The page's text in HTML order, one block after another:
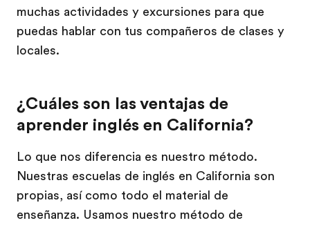
muchas actividades y excursiones para que
puedas hablar con tus compañeros de clases y
locales.
¿Cuáles son las ventajas de
aprender inglés en California?
Lo que nos diferencia es nuestro método.
Nuestras escuelas de inglés en California son
propias, así como todo el material de
enseñanza. Usamos nuestro método de